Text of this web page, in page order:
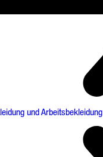
und Arbeitsbekleidung